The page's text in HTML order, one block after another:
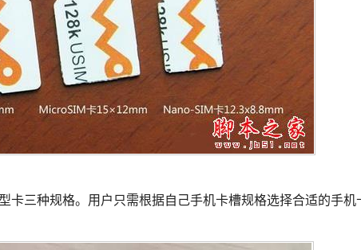
卡三种规格。用户只需根据自己手机卡槽规格选择合适的手机